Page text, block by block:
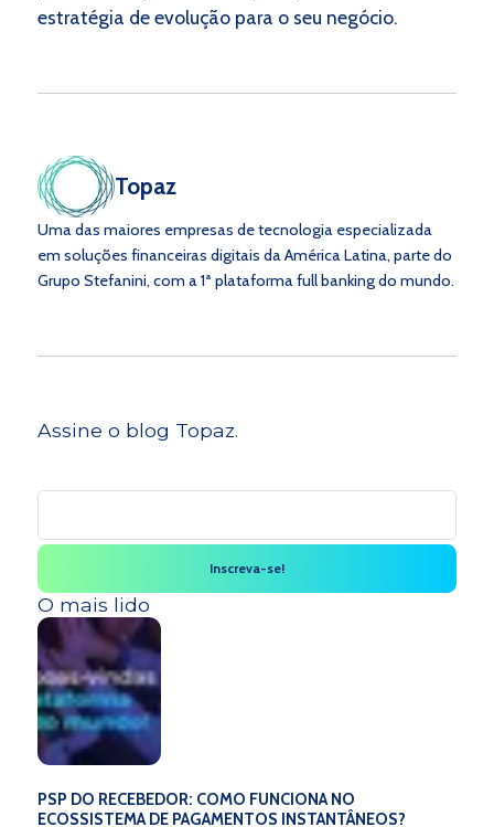
estratégia de evolução para o seu negócio.
Topaz
Uma das maiores empresas de tecnologia especializada
em soluções financeiras digitais da América Latina, parte do
Grupo Stefanini, com a 1ª plataforma full banking do mundo.
Assine o blog Topaz.
O mais lido
PSP DO RECEBEDOR: COMO FUNCIONA NO
ECOSSISTEMA DE PAGAMENTOS INSTANTÂNEOS?